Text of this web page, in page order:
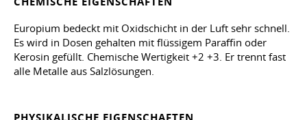
Europium bedeckt mit Oxidschicht in der Luft sehr schnell.
Es wird in Dosen gehalten mit flüssigem Paraffin oder
Kerosin gefüllt. Chemische Wertigkeit +2 +3. Er trennt fast
alle Metalle aus Salzlösungen.